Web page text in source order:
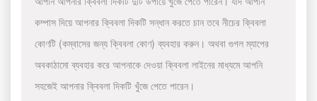
কম্পাস দিয়ে আপনার ক্বিবলা দিকটি সন্ধান করতে চান তবে নীচের ক্বিবলা
কোণটি (কম্বাসের জন্য ক্বিবলা কোণ) ব্যবহার করুন। অথবা গুগল ম্যাপের
অবকাঠামো ব্যবহার করে আপনাকে দেওয়া ক্বিবলা লাইনের মাধ্যমে আপনি
সহজেই আপনার ক্বিবলা দিকটি খুঁজে পেতে পারেন।